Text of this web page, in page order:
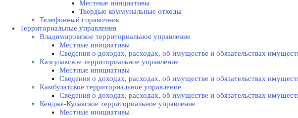
Местные инициативы
Твердые коммунальные отходы
Телефонный справочник
Территориальные управления
Владимировское территориальное управление
Местные инициативы
Сведения о доходах, расходах, об имуществе и обязательствах
Казгулакское территориальное управление
Местные инициативы
Сведения о доходах, расходах, об имуществе и обязательствах
Камбулатское территориальное управление
Сведения о доходах, расходах, об имуществе и обязательствах
Кендже-Кулакское территориальное управление
Местные инициативы